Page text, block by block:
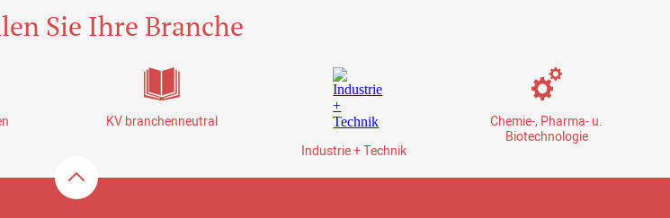
Sie Ihre Branche
KV branchenneutral
Industrie + Technik
Chemie-, Pharma- u.
Biotechnologie